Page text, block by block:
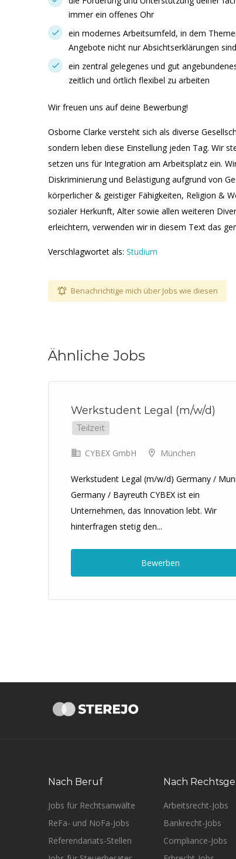
immer ein offenes Ohr
ein modernes Arbeitsumfeld, in dem
Angebote nicht nur Absichtserklärungen
ein zentral gelegenes und gut
zeitlich und örtlich flexibel zu arbeiten
Wir freuen uns auf deine Bewerbung!
Osborne Clarke versteht sich als diverse
sondern leben diese Einstellung jeden Tag. Wir
setzen uns für Integration am Arbeitsplatz ein.
Diskriminierung und Belästigung aufgrund von
körperlicher & geistiger Fähigkeiten, Religion &
sozialer Herkunft, Alter sowie allen weiteren
erleichtern, verwenden wir in diesem Text das
Verschlagwortet als: Studium
Benachrichtige mich über Jobs wie diesen
Ähnliche Jobs
Werkstudent Legal (m/w/d)
Teilzeit
CYBEX GmbH München
Werkstudent Legal (m/w/d) Germany /
Germany / Bayreuth CYBEX ist ein
Unternehmen, das Innovation lebt. Wir
hinterfragen stetig den...
Bewerben
Nach Beruf
Jobs für Rechtsanwälte
ReFa- und NoFa-Jobs
Referendariats-Stellen
Nach
Arbeitsrecht-Jobs
Bankrecht-Jobs
Compliance-Jobs